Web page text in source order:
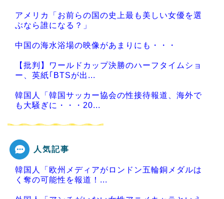
アメリカ「お前らの国の史上最も美しい女優を選
ぶなら誰になる？」
中国の海水浴場の映像があまりにも・・・
【批判】ワールドカップ決勝のハーフタイムショ
ー、英紙｢BTSが出...
韓国人「韓国サッカー協会の性接待報道、海外で
も大騒ぎに・・・20...
Powered by livedoor 相互RSS
人気記事
韓国人「欧州メディアがロンドン五輪銅メダルは
く奪の可能性を報道！...